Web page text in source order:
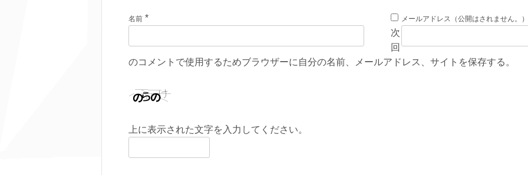
名前 * メールアドレス（公開はされません。
次
回
のコメントで使用するためブラウザーに自分の名前、メールアドレス、サイトを保存する。
上に表示された文字を入力してください。